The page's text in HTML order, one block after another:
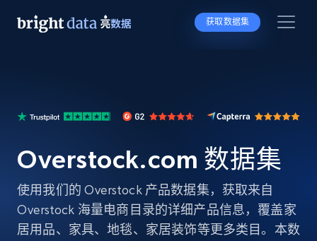
获取数据集
Overstock.com 数据集
使用我们的 Overstock 产品数据集，获取来自
Overstock 海量电商目录的详细产品信息，覆盖家
居用品、家具、地毯、家居装饰等更多类目。本数